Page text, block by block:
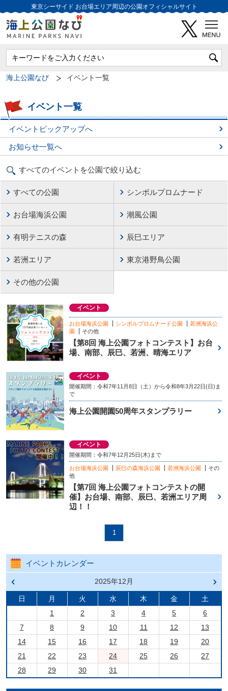
東京シーサイド お台場エリア周辺の公園オフィシャルサイト
海上公園なび イベント一覧
イベント一覧
イベントピックアップへ
お知らせ一覧へ
すべてのイベントを公園で絞り込む
すべての公園 シンボルプロムナード
お台場海浜公園 潮風公園
有明テニスの森 辰巳エリア
若洲エリア 東京港野鳥公園
その他の公園
イベント
お台場海浜公園 シンボルプロムナード公園
若洲海浜公
園
その他
【第8回 海上公園フォトコンテスト】お台
場、南部、辰巳、若洲、晴海エリア
イベント
開催期間：令和7年11月8日（土）から令和8年3月22日(日)ま
で
海上公園開園50周年スタンプラリー
イベント
開催期間：令和7年12月25日(木)まで
お台場海浜公園 辰巳の森海浜公園 若洲海浜公園
その
他
【第7回 海上公園フォトコンテストの開
催】お台場、南部、辰巳、若洲エリア周
辺！！
1
イベントカレンダー
前の
戻る
2025年12月
次の
進む
日 月 火 水 木 金
土
1
2 3 4 5
6
7
8 9 10 11 12
13
14
15 16 17 18 19
20
21
22 23 24 25 26
27
28
29 30 31